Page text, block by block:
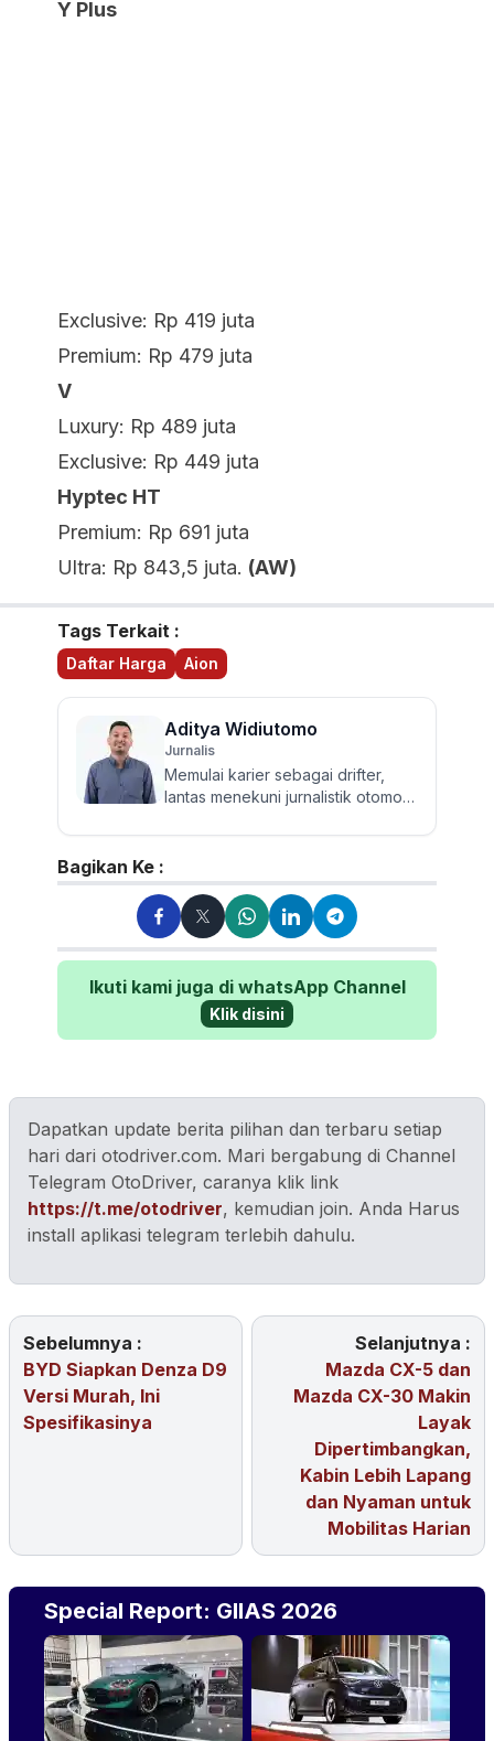
Y Plus
Exclusive: Rp 419 juta
Premium: Rp 479 juta
V
Luxury: Rp 489 juta
Exclusive: Rp 449 juta
Hyptec HT
Premium: Rp 691 juta
Ultra: Rp 843,5 juta. (AW)
Tags Terkait :
Daftar Harga Aion
Aditya Widiutomo
Jurnalis
Memulai karier sebagai drifter,
lantas menekuni jurnalistik otomotif
Walau sering mereview...
Bagikan Ke :
Ikuti kami juga di whatsApp Channel
Klik disini
Dapatkan update berita pilihan dan terbaru setiap
hari dari otodriver.com. Mari bergabung di Channel
Telegram OtoDriver, caranya klik link
https://t.me/otodriver, kemudian join. Anda Harus
install aplikasi telegram terlebih dahulu.
Sebelumnya :
BYD Siapkan Denza D9
Versi Murah, Ini
Spesifikasinya
Selanjutnya :
Mazda CX-5 dan
Mazda CX-30 Makin
Layak
Dipertimbangkan,
Kabin Lebih Lapang
dan Nyaman untuk
Mobilitas Harian
Special Report: GIIAS 2026